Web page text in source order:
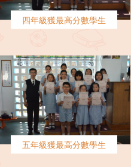
四年級獲最高分數學生
五年級獲最高分數學生